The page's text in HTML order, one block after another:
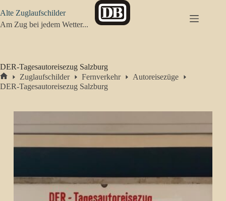
Inhalt
springen
Alte Zuglaufschilder
Am Zug bei jedem Wetter...
DER-Tagesautoreisezug Salzburg
Start
Zuglaufschilder Fernverkehr
Autoreisezüge
DER-Tagesautoreisezug Salzburg